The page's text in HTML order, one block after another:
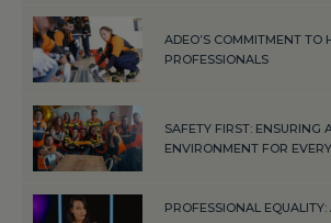
ADEO’S COMMITMENT TO
PROFESSIONALS
SAFETY FIRST: ENSURING
ENVIRONMENT FOR
PROFESSIONAL